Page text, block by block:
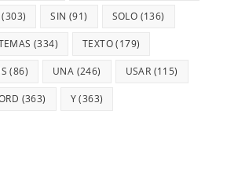
(303) SIN (91) SOLO (136)
(334) TEXTO(179)
(86) UNA (246) USAR (115)
(363) Y(363)